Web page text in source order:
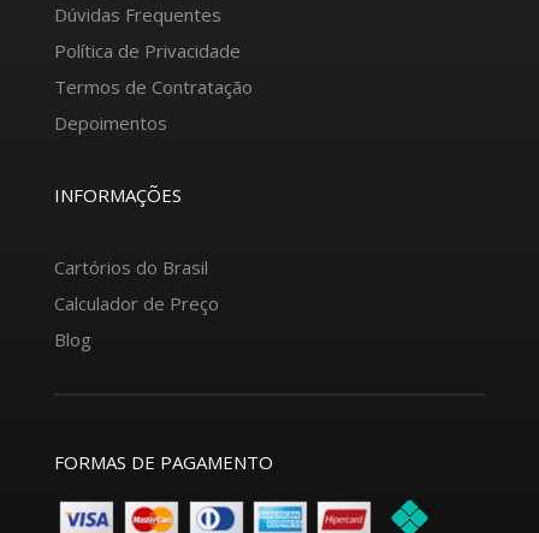
Dúvidas Frequentes
Política de Privacidade
Termos de Contratação
Depoimentos
INFORMAÇÕES
Cartórios do Brasil
Calculador de Preço
Blog
FORMAS DE PAGAMENTO